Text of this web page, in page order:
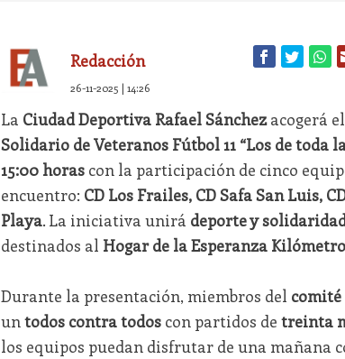
Redacción
26-11-2025 | 14:26
La Ciudad Deportiva Rafael Sánchezacogerá el
Solidario de Veteranos Fútbol 11 “Los de toda
15:00 horascon la participación de cinco
encuentro: CD Los Frailes, CD Safa San Luis,
Playa. La iniciativa unirá deporte y
destinados al Hogar de la Esperanza
Durante la presentación, miembros del
untodos contra todoscon partidos de treinta
los equipos puedan disfrutar de una mañana